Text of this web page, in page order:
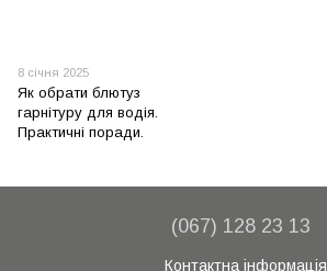
8 січня 2025
Як обрати блютуз
гарнітуру для водія.
Практичні поради.
(067) 128 23 13
Контактна інформація